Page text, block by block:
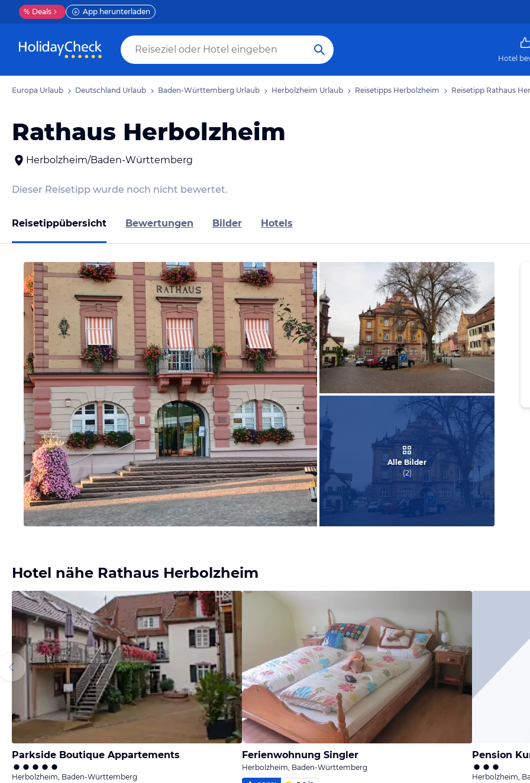
% Deals App herunterladen
Hotel
Europa Urlaub Deutschland Urlaub Baden-Württemberg Urlaub Herbolzheim Urlaub Reisetipps Herbolzheim Reisetipp Rathaus
Rathaus Herbolzheim
Herbolzheim/Baden-Württemberg
Dieser Reisetipp wurde noch nicht bewertet.
Reisetippübersicht Bewertungen Bilder Hotels
von Erich
Alle Bilder
(2)
Hotel nähe Rathaus Herbolzheim
Parkside Boutique Appartements
Herbolzheim, Baden-Württemberg
Ferienwohnung Singler
Herbolzheim, Baden-Württemberg
Pension
Herbolzheim,